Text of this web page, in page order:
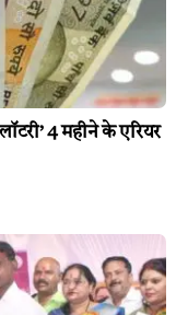
4 महीने के एरियर